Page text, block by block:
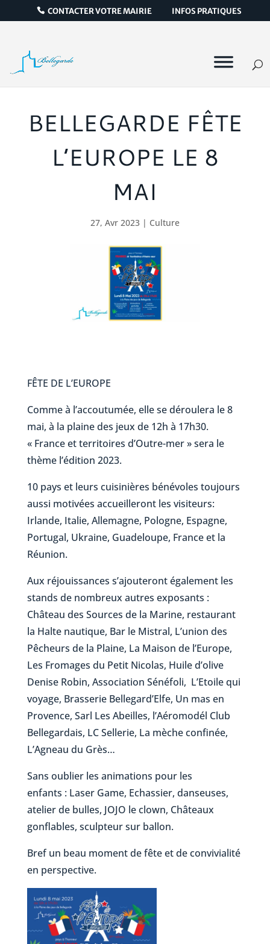
CONTACTER VOTRE MAIRIE INFOS PRATIQUES
BELLEGARDE FÊTE
L’EUROPE LE 8
MAI
27, Avr 2023| Culture
FÊTE DE L’EUROPE
Comme à l’accoutumée, elle se déroulera le 8
mai, à la plaine des jeux de 12h à 17h30.
« France et territoires d’Outre-mer » sera le
thème l’édition 2023.
10 pays et leurs cuisinières bénévoles toujours
aussi motivées accueilleront les visiteurs:
Irlande, Italie, Allemagne, Pologne, Espagne,
Portugal, Ukraine, Guadeloupe, France et la
Réunion.
Aux réjouissances s’ajouteront également les
stands de nombreux autres exposants :
Château des Sources de la Marine, restaurant
la Halte nautique, Bar le Mistral, L’union des
Pêcheurs de la Plaine, La Maison de l’Europe,
Les Fromages du Petit Nicolas, Huile d’olive
Denise Robin, Association Sénéfoli, L’Etoile qui
voyage, Brasserie Bellegard’Elfe, Un mas en
Provence, Sarl Les Abeilles, l’Aéromodél Club
Bellegardais, LC Sellerie, La mèche confinée,
L’Agneau du Grès…
Sans oublier les animations pour les
enfants : Laser Game, Echassier, danseuses,
atelier de bulles, JOJO le clown, Châteaux
gonflables, sculpteur sur ballon.
Bref un beau moment de fête et de convivialité
en perspective.